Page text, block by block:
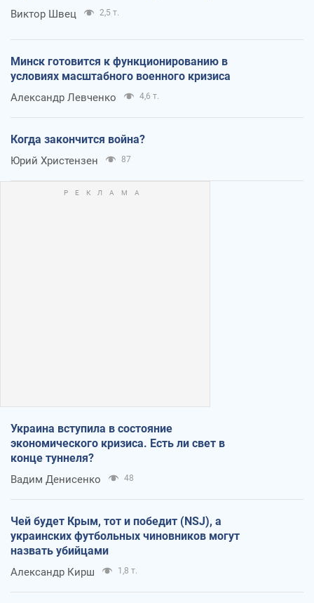
Виктор Швец 2,5 т.
Минск готовится к функционированию в
условиях масштабного военного кризиса
Александр Левченко 4,6 т.
Когда закончится война?
Юрий Христензен 87
Украина вступила в состояние
экономического кризиса. Есть ли свет в
конце туннеля?
Вадим Денисенко 48
Чей будет Крым, тот и победит (NSJ), а
украинских футбольных чиновников могут
назвать убийцами
Александр Кирш 1,8 т.